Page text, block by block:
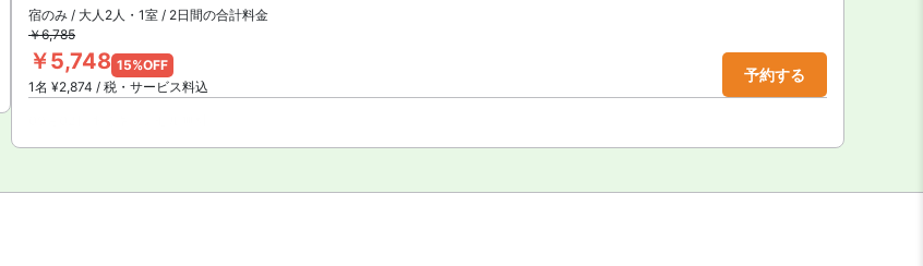
宿のみ / 大人2人・1室 / 2日間の合計料金
￥6,785
￥5,748 15%OFF
1名 ¥2,874 / 税・サービス料込
予約する